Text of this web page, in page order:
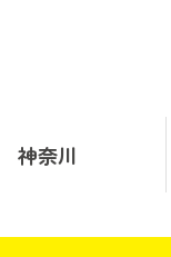
神奈川